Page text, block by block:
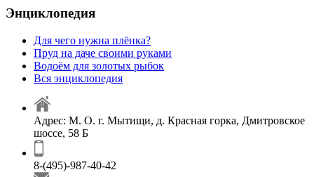
Энциклопедия
Для чего нужна плёнка?
Пруд на даче своими руками
Водоём для золотых рыбок
Вся энциклопедия
Адрес: М. О. г. Мытищи, д. Красная горка, Дмитровское
шоссе, 58 Б
8-(495)-987-40-42